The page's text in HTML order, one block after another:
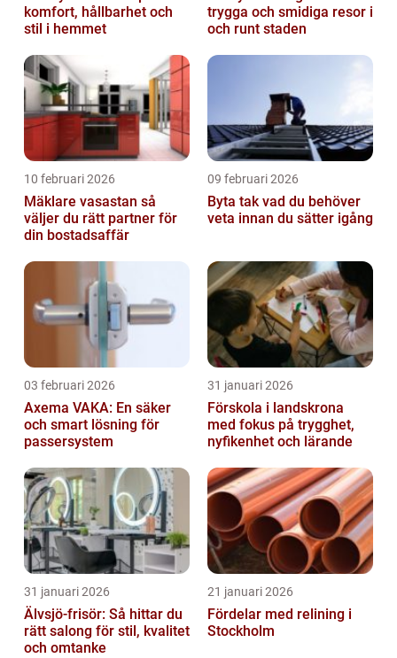
komfort, hållbarhet och
stil i hemmet
trygga och smidiga resor i
och runt staden
10 februari 2026
Mäklare vasastan så
väljer du rätt partner för
din bostadsaffär
09 februari 2026
Byta tak vad du behöver
veta innan du sätter igång
03 februari 2026
Axema VAKA: En säker
och smart lösning för
passersystem
31 januari 2026
Förskola i landskrona
med fokus på trygghet,
nyfikenhet och lärande
31 januari 2026
Älvsjö-frisör: Så hittar du
rätt salong för stil, kvalitet
och omtanke
21 januari 2026
Fördelar med relining i
Stockholm